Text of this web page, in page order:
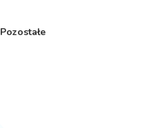
Pozostałe